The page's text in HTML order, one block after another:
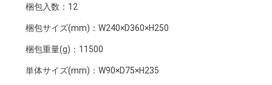
梱包入数： 12
梱包サイズ(mm)：W240×D360×H250
梱包重量(g)： 11500
単体サイズ(mm)：W90×D75×H235